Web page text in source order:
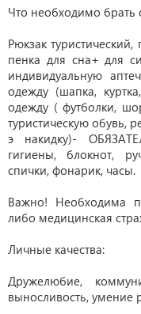
Что необходимо брать
Рюкзак
пенка для сна+ для
индивидуальную
одежду (шапка,
одежду ( футболки,
туристическую обувь,
э накидку)-
гигиены, блокнот,
спички, фонарик, часы.
Важно! Необходима
либо медицинская
Личные качества:
Дружелюбие,
выносливость, умение